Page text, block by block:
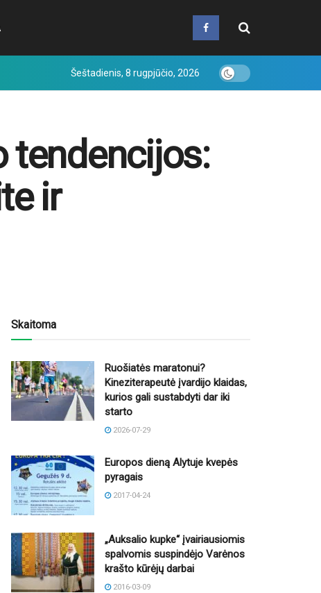
Šeštadienis, 8 rugpjūčio, 2026
tendencijos:
ir
Skaitoma
Ruošiatės maratonui?
Kineziterapeutė įvardijo klaidas,
kurios gali sustabdyti dar iki
starto
2026-07-29
Europos dieną Alytuje kvepės
pyragais
2017-04-24
„Auksalio kupke“ įvairiausiomis
spalvomis suspindėjo Varėnos
krašto kūrėjų darbai
2016-03-09